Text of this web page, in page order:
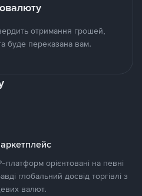
отримання грошей,
буде переказана вам.
орієнтовані на певні
глобальний досвід торгівлі з
валют.